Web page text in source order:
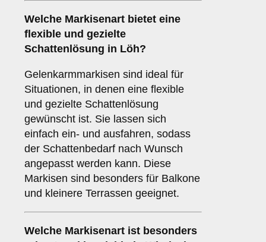
Welche Markisenart bietet eine
flexible und gezielte
Schattenlösung in Löh?
Gelenkarmmarkisen sind ideal für
Situationen, in denen eine flexible
und gezielte Schattenlösung
gewünscht ist. Sie lassen sich
einfach ein- und ausfahren, sodass
der Schattenbedarf nach Wunsch
angepasst werden kann. Diese
Markisen sind besonders für Balkone
und kleinere Terrassen geeignet.
Welche Markisenart ist besonders